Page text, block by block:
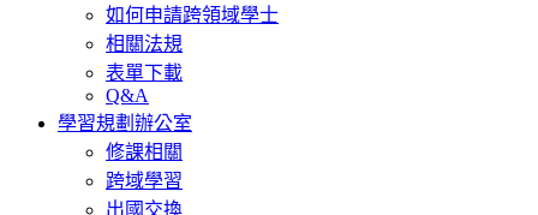
如何申請跨領域學士
相關法規
表單下載
Q&A
學習規劃辦公室
修課相關
跨域學習
出國交換